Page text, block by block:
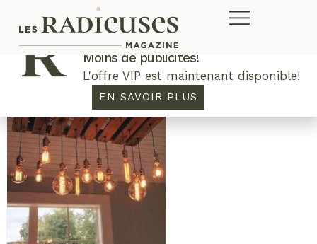
Plus de concours. Plus de rabais.
Moins de publicités!
L'offre VIP est maintenant disponible!
EN SAVOIR PLUS